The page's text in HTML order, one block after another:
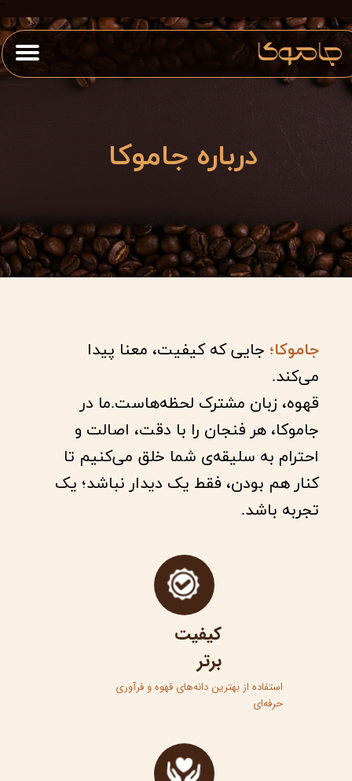
درباره جاموکا
جاموکا؛ جایی که کیفیت، معنا پیدا
می‌کند.
قهوه، زبان مشترک لحظه‌هاست.ما در
جاموکا، هر فنجان را با دقت، اصالت و
احترام به سلیقه‌ی شما خلق می‌کنیم تا
کنار هم بودن، فقط یک دیدار نباشد؛ یک
تجربه باشد.
کیفیت
برتر​​​​​​
استفاده از بهترین دانه‌های قهوه و فرآوری
حرفه‌ای​​​​​​​